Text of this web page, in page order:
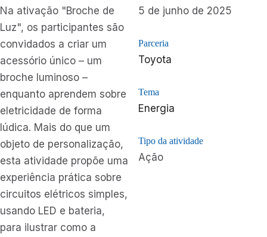
Na ativação "Broche de
Luz", os participantes são
convidados a criar um
acessório único – um
broche luminoso –
enquanto aprendem sobre
eletricidade de forma
lúdica. Mais do que um
objeto de personalização,
esta atividade propõe uma
experiência prática sobre
circuitos elétricos simples,
usando LED e bateria,
para ilustrar como a
5 de junho de 2025
Parceria
Toyota
Tema
Energia
Tipo da atividade
Ação